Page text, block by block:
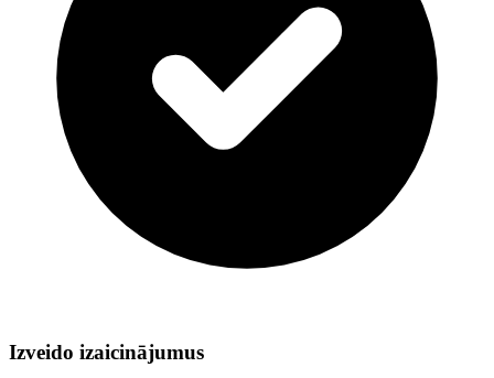
Izveido izaicinājumus